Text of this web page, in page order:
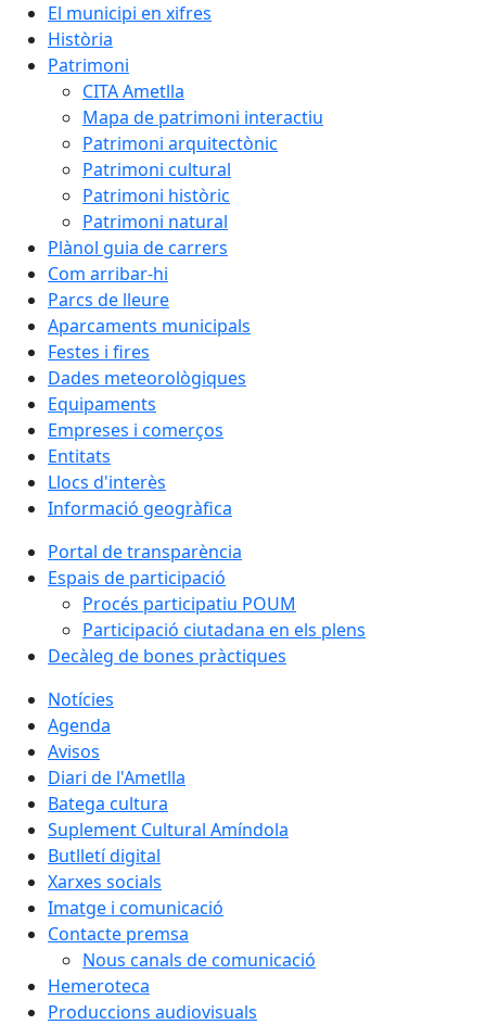
El municipi en xifres
Història
Patrimoni
CITA Ametlla
Mapa de patrimoni interactiu
Patrimoni arquitectònic
Patrimoni cultural
Patrimoni històric
Patrimoni natural
Plànol guia de carrers
Com arribar-hi
Parcs de lleure
Aparcaments municipals
Festes i fires
Dades meteorològiques
Equipaments
Empreses i comerços
Entitats
Llocs d'interès
Informació geogràfica
Portal de transparència
Espais de participació
Procés participatiu POUM
Participació ciutadana en els plens
Decàleg de bones pràctiques
Notícies
Agenda
Avisos
Diari de l'Ametlla
Batega cultura
Suplement Cultural Amíndola
Butlletí digital
Xarxes socials
Imatge i comunicació
Contacte premsa
Nous canals de comunicació
Hemeroteca
Produccions audiovisuals